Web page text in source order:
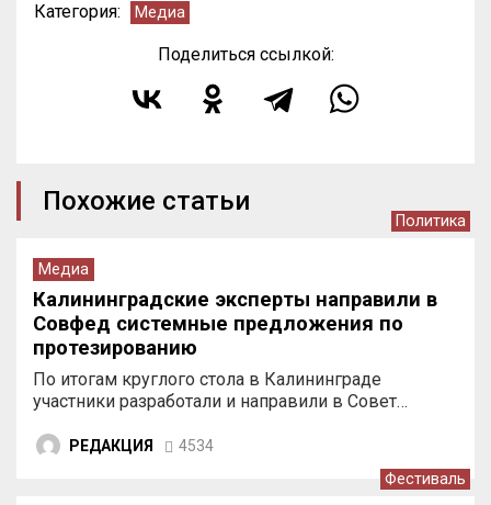
Категория: Медиа
Поделиться ссылкой:
Похожие статьи
Политика
Медиа
Калининградские эксперты направили в
Совфед системные предложения по
протезированию
По итогам круглого стола в Калининграде
участники разработали и направили в Совет…
РЕДАКЦИЯ 4534
Фестиваль